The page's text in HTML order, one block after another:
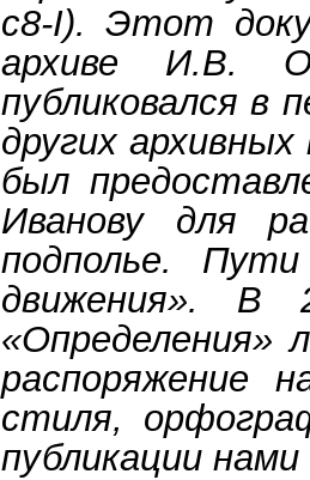
с8-I). Этот
архиве И.В.
публиковался в
других
был
Иванову для
подполье.
движения». В
«Определения»
распоряжение
стиля,
публикации